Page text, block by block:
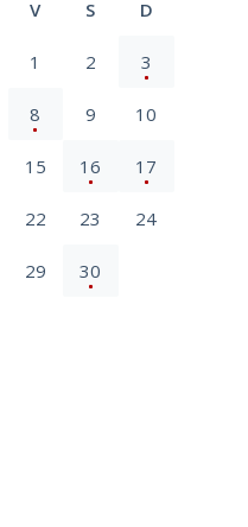
V S D
1 2 3
8 9 10
15 16 17
22 23 24
29 30